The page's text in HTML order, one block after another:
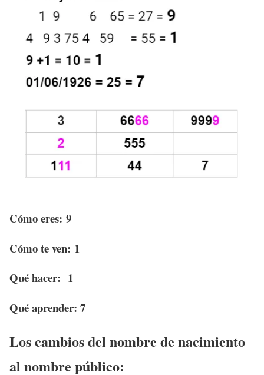
Cómo eres: 9
Cómo te ven: 1
Qué hacer: 1
Qué aprender: 7
Los cambios del nombre de nacimiento
al nombre público: